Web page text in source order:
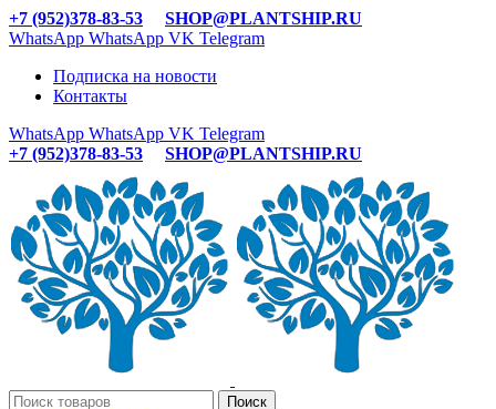
+7 (952)378-83-53
SHOP@PLANTSHIP.RU
WhatsApp WhatsApp VK Telegram
Подписка на новости
Контакты
WhatsApp WhatsApp VK Telegram
+7 (952)378-83-53
SHOP@PLANTSHIP.RU
Поиск